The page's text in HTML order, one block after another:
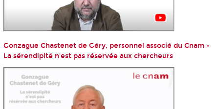
Gonzague Chastenet de Géry, personnel associé du Cnam -
La sérendipité n'est pas réservée aux chercheurs